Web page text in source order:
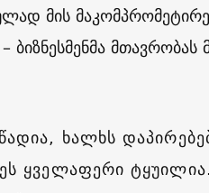
მის
მთავრობას
ხალხს
ყველაფერი ტყუილია.